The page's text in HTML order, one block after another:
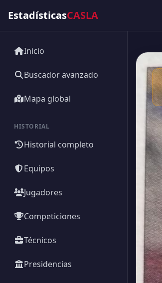
EstadísticasCASLA
Inicio
Buscador avanzado
Mapa global
HISTORIAL
Historial completo
Equipos
Jugadores
Competiciones
Técnicos
Presidencias